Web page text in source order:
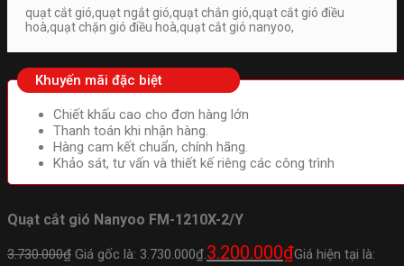
quạt cắt gió,quạt ngắt gió,quạt chắn gió,quạt cắt gió điều
hoà,quạt chặn gió điều hoà,quạt cắt gió nanyoo,
Khuyến mãi đặc biệt
Chiết khấu cao cho đơn hàng lớn
Thanh toán khi nhận hàng.
Hàng cam kết chuẩn, chính hãng.
Khảo sát, tư vấn và thiết kế riêng các công trình
Quạt cắt gió Nanyoo FM-1210X-2/Y
3.730.000₫ Giá gốc là: 3.730.000₫.3.200.000₫Giá hiện tại là: